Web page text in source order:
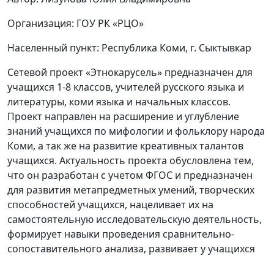
Организация: ГОУ РК «РЦО»
Населенный пункт: Республика Коми, г. Сыктывкар
Сетевой проект «Этнокарусель» предназначен для
учащихся 1-8 классов, учителей русского языка и
литературы, коми языка и начальных классов.
Проект направлен на расширение и углубление
знаний учащихся по мифологии и фольклору народа
Коми, а так же на развитие креативных талантов
учащихся. Актуальность проекта обусловлена тем,
что он разработан с учетом ФГОС и предназначен
для развития метапредметных умений, творческих
способностей учащихся, нацеливает их на
самостоятельную исследовательскую деятельность,
формирует навыки проведения сравнительно-
сопоставительного анализа, развивает у учащихся